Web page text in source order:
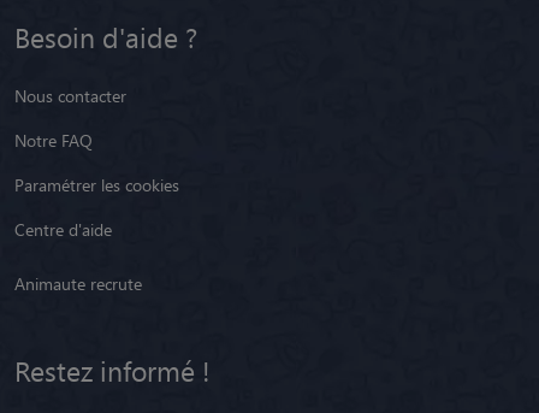
Besoin d'aide ?
Nous contacter
Notre FAQ
Paramétrer les cookies
Centre d'aide
Animaute recrute
Restez informé !